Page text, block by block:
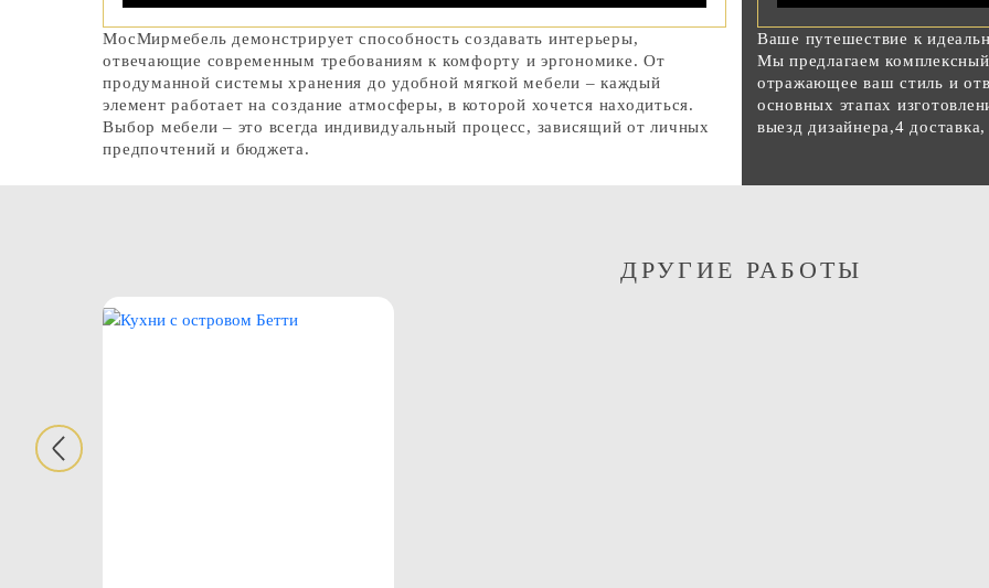
МосМирмебель демонстрирует способность создавать интерьеры,
отвечающие современным требованиям к комфорту и эргономике. От
продуманной системы хранения до удобной мягкой мебели – каждый
элемент работает на создание атмосферы, в которой хочется находиться.
Выбор мебели – это всегда индивидуальный процесс, зависящий от личных
предпочтений и бюджета.
Ваше путешествие к
Мы предлагаем
отражающее ваш стиль и
основных этапах
выезд дизайнера,4
ДРУГИЕ РАБОТЫ